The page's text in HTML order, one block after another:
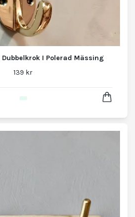
I Polerad Mässing
139 kr